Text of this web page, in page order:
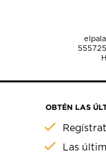
OBTÉN LAS
Las